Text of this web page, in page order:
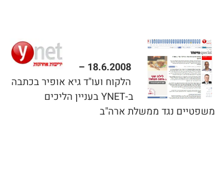
18.6.2008 –
הלקוח ועו"ד גיא אופיר בכתבה
ב-YNET בעניין הליכים
משפטיים נגד ממשלת ארה"ב